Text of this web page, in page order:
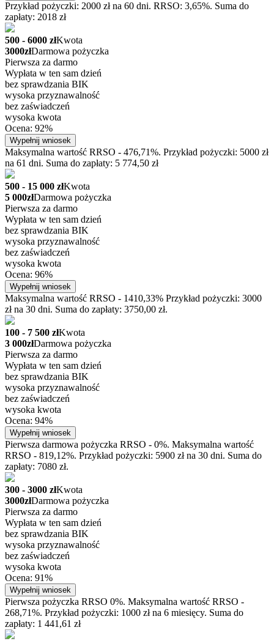
Przykład pożyczki: 2000 zł na 60 dni. RRSO: 3,65%. Suma do
zapłaty: 2018 zł
500 - 6000 złKwota
3000złDarmowa pożyczka
Pierwsza za darmo
Wypłata w ten sam dzień
bez sprawdzania BIK
wysoka przyznawalność
bez zaświadczeń
wysoka kwota
Ocena: 92%
Wypełnij wniosek
Maksymalna wartość RRSO - 476,71%. Przykład pożyczki: 5000 zł
na 61 dni. Suma do zapłaty: 5 774,50 zł
500 - 15 000 złKwota
5 000złDarmowa pożyczka
Pierwsza za darmo
Wypłata w ten sam dzień
bez sprawdzania BIK
wysoka przyznawalność
bez zaświadczeń
wysoka kwota
Ocena: 96%
Wypełnij wniosek
Maksymalna wartość RRSO - 1410,33% Przykład pożyczki: 3000
zł na 30 dni. Suma do zapłaty: 3750,00 zł.
100 - 7 500 złKwota
3 000złDarmowa pożyczka
Pierwsza za darmo
Wypłata w ten sam dzień
bez sprawdzania BIK
wysoka przyznawalność
bez zaświadczeń
wysoka kwota
Ocena: 94%
Wypełnij wniosek
Pierwsza darmowa pożyczka RRSO - 0%. Maksymalna wartość
RRSO - 819,12%. Przykład pożyczki: 5900 zł na 30 dni. Suma do
zapłaty: 7080 zł.
300 - 3000 złKwota
3000złDarmowa pożyczka
Pierwsza za darmo
Wypłata w ten sam dzień
bez sprawdzania BIK
wysoka przyznawalność
bez zaświadczeń
wysoka kwota
Ocena: 91%
Wypełnij wniosek
Pierwsza pożyczka RRSO 0%. Maksymalna wartość RRSO -
268,71%. Przykład pożyczki: 1000 zł na 6 miesięcy. Suma do
zapłaty: 1 441,61 zł